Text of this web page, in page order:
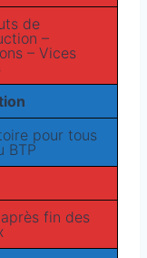
de
–
– Vices
pour tous
BTP
fin des